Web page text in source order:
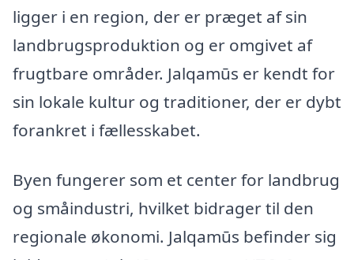
ligger i en region, der er præget af sin
landbrugsproduktion og er omgivet af
frugtbare områder. Jalqamūs er kendt for
sin lokale kultur og traditioner, der er dybt
forankret i fællesskabet.
Byen fungerer som et center for landbrug
og småindustri, hvilket bidrager til den
regionale økonomi. Jalqamūs befinder sig